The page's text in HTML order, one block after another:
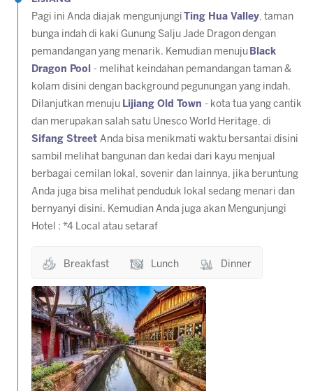
Pagi ini Anda diajak mengunjungi
Ting Hua Valley, taman
bunga indah di kaki Gunung Salju Jade Dragon dengan
pemandangan yang menarik. Kemudian menuju Black
Dragon Pool - melihat keindahan pemandangan taman &
kolam disini dengan background pegunungan yang indah.
Dilanjutkan menuju Lijiang Old Town - kota tua yang cantik
dan merupakan salah satu Unesco World Heritage, di
Sifang Street Anda bisa menikmati waktu bersantai disini
sambil melihat bangunan dan kedai dari kayu menjual
berbagai cemilan lokal, sovenir dan lainnya, jika beruntung
Anda juga bisa melihat penduduk lokal sedang menari dan
bernyanyi disini. Kemudian Anda juga akan Mengunjungi
Hotel : *4 Local atau setaraf
Breakfast Lunch Dinner